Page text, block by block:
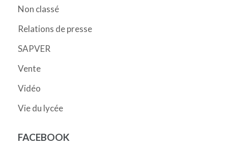
Non classé
Relations de presse
SAPVER
Vente
Vidéo
Vie du lycée
FACEBOOK